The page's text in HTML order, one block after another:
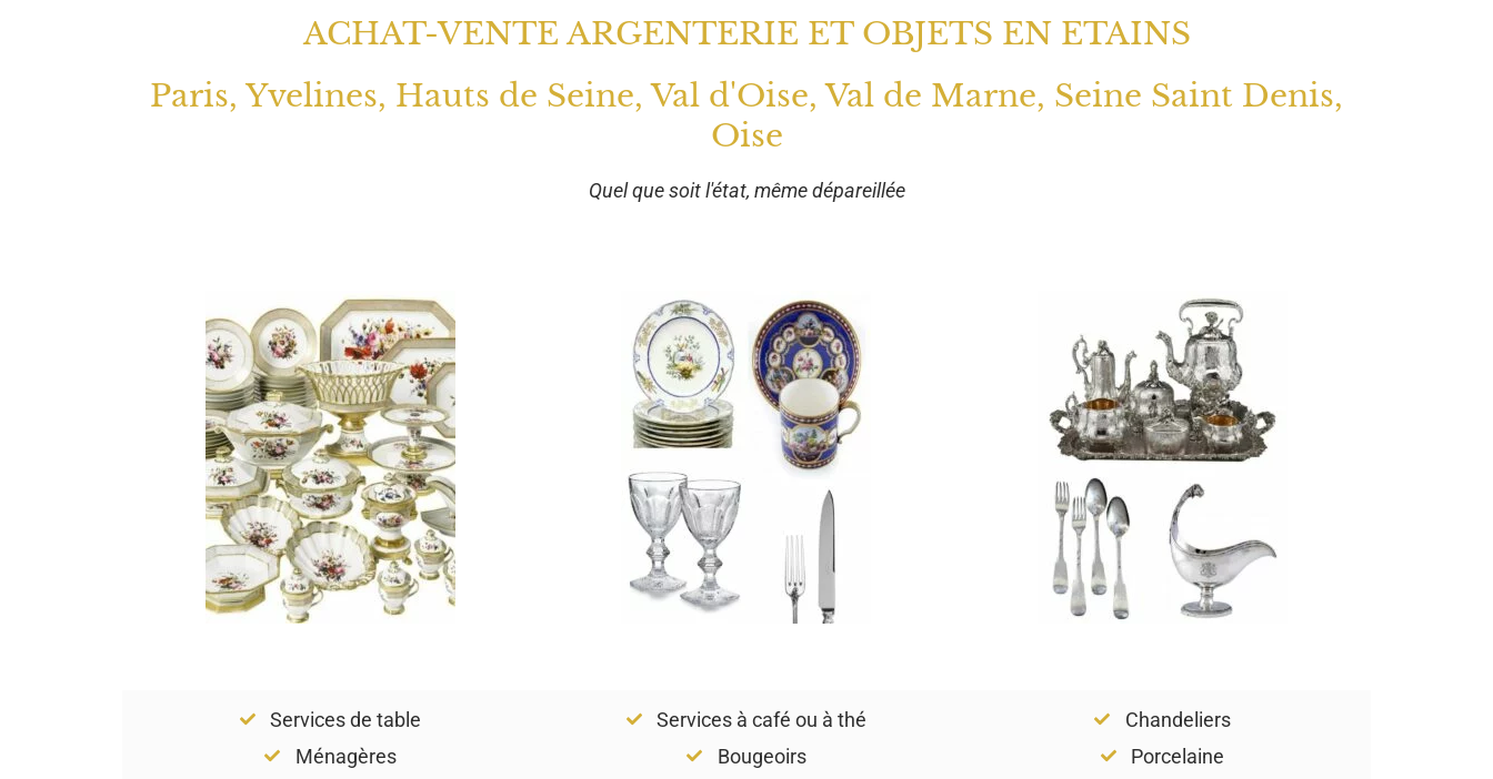
ACHAT-VENTE ARGENTERIE ET OBJETS EN ETAINS
Paris, Yvelines, Hauts de Seine, Val d'Oise, Val de Marne, Seine Saint Denis,
Oise
Quel que soit l'état, même dépareillée
Services de table
Ménagères
Services à café ou à thé
Bougeoirs
Chandeliers
Porcelaine